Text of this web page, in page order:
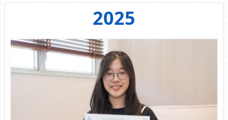
2025